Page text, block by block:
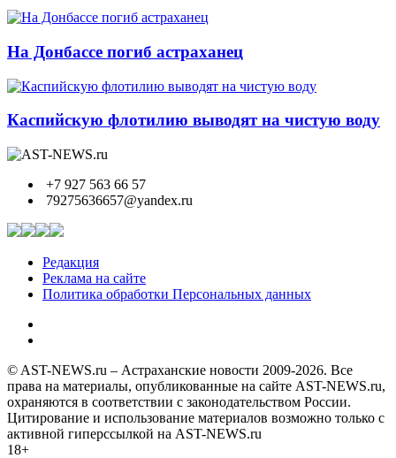
На Донбассе погиб астраханец
Каспийскую флотилию выводят на чистую воду
+7 927 563 66 57
79275636657@yandex.ru
Редакция
Реклама на сайте
Политика обработки Персональных данных
© AST-NEWS.ru – Астраханские новости 2009-2026. Все
права на материалы, опубликованные на сайте AST-NEWS.ru,
охраняются в соответствии с законодательством России.
Цитирование и использование материалов возможно только с
активной гиперссылкой на AST-NEWS.ru
18+